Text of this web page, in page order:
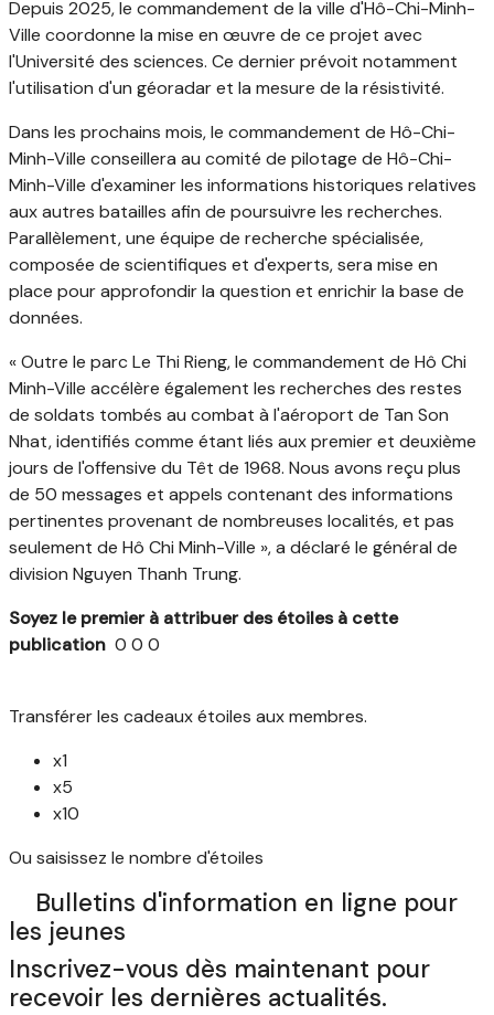
Depuis 2025, le commandement de la ville d'Hô-Chi-Minh-
Ville coordonne la mise en œuvre de ce projet avec
l'Université des sciences. Ce dernier prévoit notamment
l'utilisation d'un géoradar et la mesure de la résistivité.
Dans les prochains mois, le commandement de Hô-Chi-
Minh-Ville conseillera au comité de pilotage de Hô-Chi-
Minh-Ville d'examiner les informations historiques relatives
aux autres batailles afin de poursuivre les recherches.
Parallèlement, une équipe de recherche spécialisée,
composée de scientifiques et d'experts, sera mise en
place pour approfondir la question et enrichir la base de
données.
« Outre le parc Le Thi Rieng, le commandement de Hô Chi
Minh-Ville accélère également les recherches des restes
de soldats tombés au combat à l'aéroport de Tan Son
Nhat, identifiés comme étant liés aux premier et deuxième
jours de l'offensive du Têt de 1968. Nous avons reçu plus
de 50 messages et appels contenant des informations
pertinentes provenant de nombreuses localités, et pas
seulement de Hô Chi Minh-Ville », a déclaré le général de
division Nguyen Thanh Trung.
Soyez le premier à attribuer des étoiles à cette
publication 0 0 0
Transférer les cadeaux étoiles aux membres.
x1
x5
x10
Ou saisissez le nombre d'étoiles
Bulletins d'information en ligne pour
les jeunes
Inscrivez-vous dès maintenant pour
recevoir les dernières actualités.